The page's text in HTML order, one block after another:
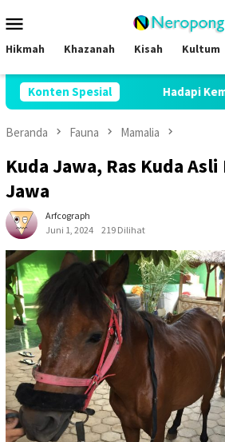
ke
kontenMobile
Hikmah Khazanah Kisah Kultum
Konten Spesial
Hadapi Kemarau Panjang,
Beranda Fauna Mamalia
Kuda Jawa, Ras Kuda
Jawa
Arfcograph
Juni 1, 2024
219 Dilihat